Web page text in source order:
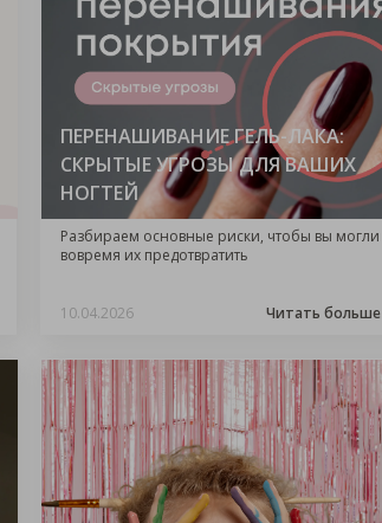
ПЕРЕНАШИВАНИЕ ГЕЛЬ-ЛАКА:
СКРЫТЫЕ УГРОЗЫ ДЛЯ ВАШИХ
НОГТЕЙ
Разбираем основные риски, чтобы вы могли
вовремя их предотвратить
10.04.2026 Читать больше